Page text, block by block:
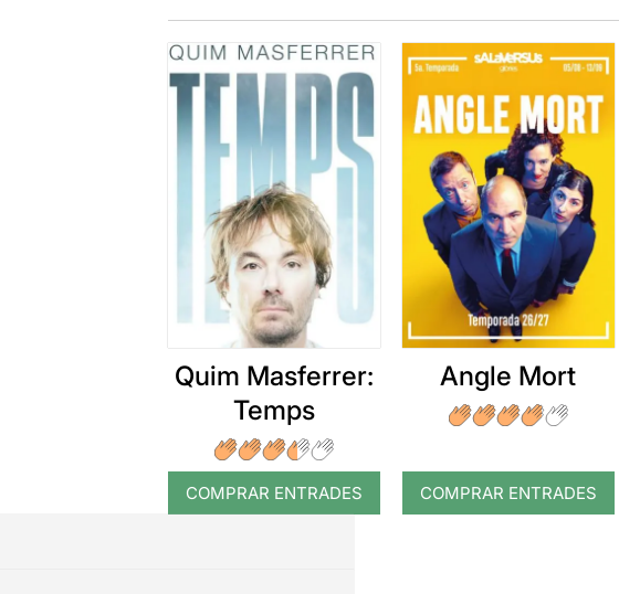
Quim Masferrer:
Temps
COMPRAR ENTRADES
Angle Mort
COMPRAR ENTRADES